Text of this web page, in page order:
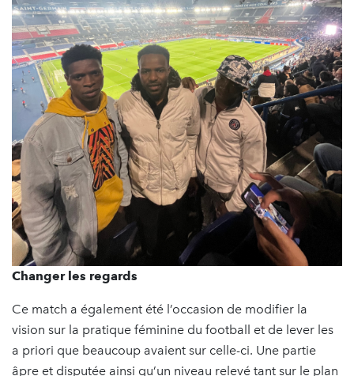
Changer les regards
Ce match a également été l’occasion de modifier la
vision sur la pratique féminine du football et de lever les
a priori que beaucoup avaient sur celle-ci. Une partie
âpre et disputée ainsi qu’un niveau relevé tant sur le plan